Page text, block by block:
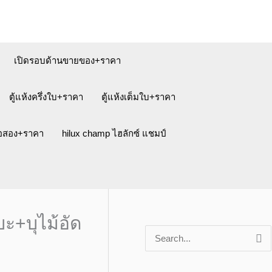
เปิดรอบด้านขายของ+ราคา
ตู้แห้งครึ่งใบ+ราคา ตู้แห้งเต็มใบ+ราคา
อง+ราคา hilux champ ไฮลักซ์ แชมป์
+บุไม้อัด